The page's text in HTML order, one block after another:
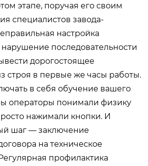
этапе, поручая его своим
специалистов завода-
настройка
последовательности
дорогостоящее
строя в первые же часы работы.
в себя обучение вашего
операторы понимали физику
нажимали кнопки. И
шаг — заключение
на техническое
профилактика